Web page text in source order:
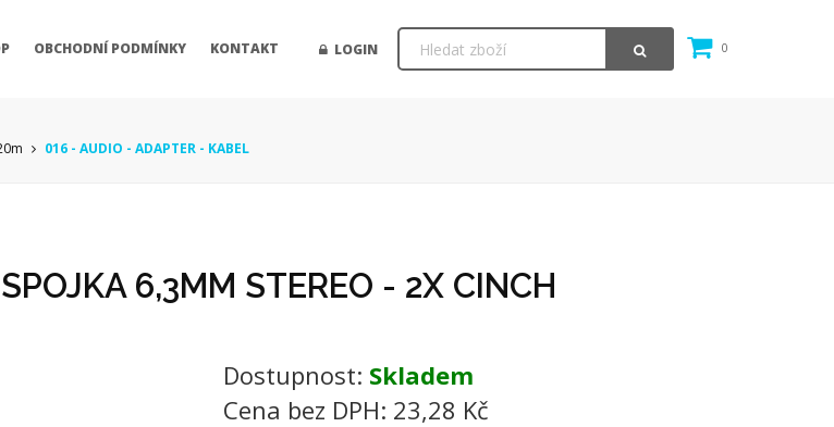
0
LOGIN
OBCHODNÍ PODMÍNKY KONTAKT
016 - AUDIO - ADAPTER - KABEL
6,3MM STEREO - 2X CINCH
Dostupnost: Skladem
Cena bez DPH: 23,28 Kč